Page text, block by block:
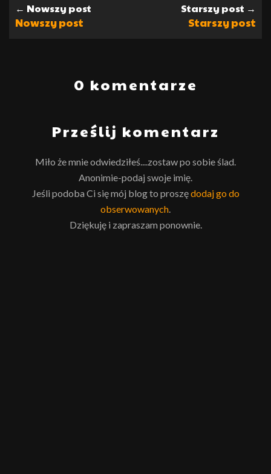
← Nowszy post
Nowszy post
Starszy post →
Starszy post
0 komentarze
Prześlij komentarz
Miło że mnie odwiedziłeś....zostaw po sobie ślad.
Anonimie-podaj swoje imię.
Jeśli podoba Ci się mój blog to proszędodaj go do
obserwowanych.
Dziękuję i zapraszam ponownie.